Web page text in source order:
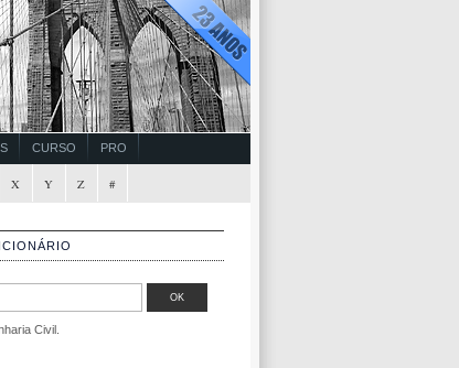
CURSO PRO
X Y Z #
Civil.